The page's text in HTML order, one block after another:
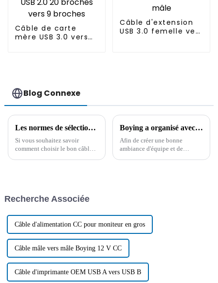
Câble de carte
mère USB 3.0 vers
Câble d'extension
USB 3.0 femelle vers
Blog Connexe
Les normes de sélection du câble allume-cigare de voiture et ses précautions d'utilisation
Si vous souhaitez savoir
comment choisir le bon câble
Unis.
Boying a organisé avec succès un concours de connaissances sur les produits
Afin de créer une bonne
ambiance d'équipe et de
Recherche Associée
Câble d'alimentation CC pour moniteur en gros
Câble mâle vers mâle Boying 12 V CC
Câble d'imprimante OEM USB A vers USB B